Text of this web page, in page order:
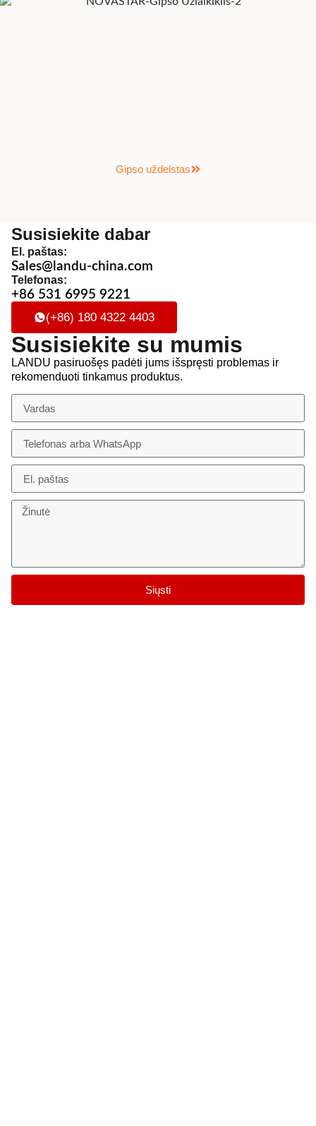
Gipso uždelstas
Susisiekite dabar
El. paštas:
Sales@landu-china.com
Telefonas:
+86 531 6995 9221
(+86) 180 4322 4403
Susisiekite su mumis
LANDU pasiruošęs padėti jums išspręsti problemas ir
rekomenduoti tinkamus produktus.
Siųsti